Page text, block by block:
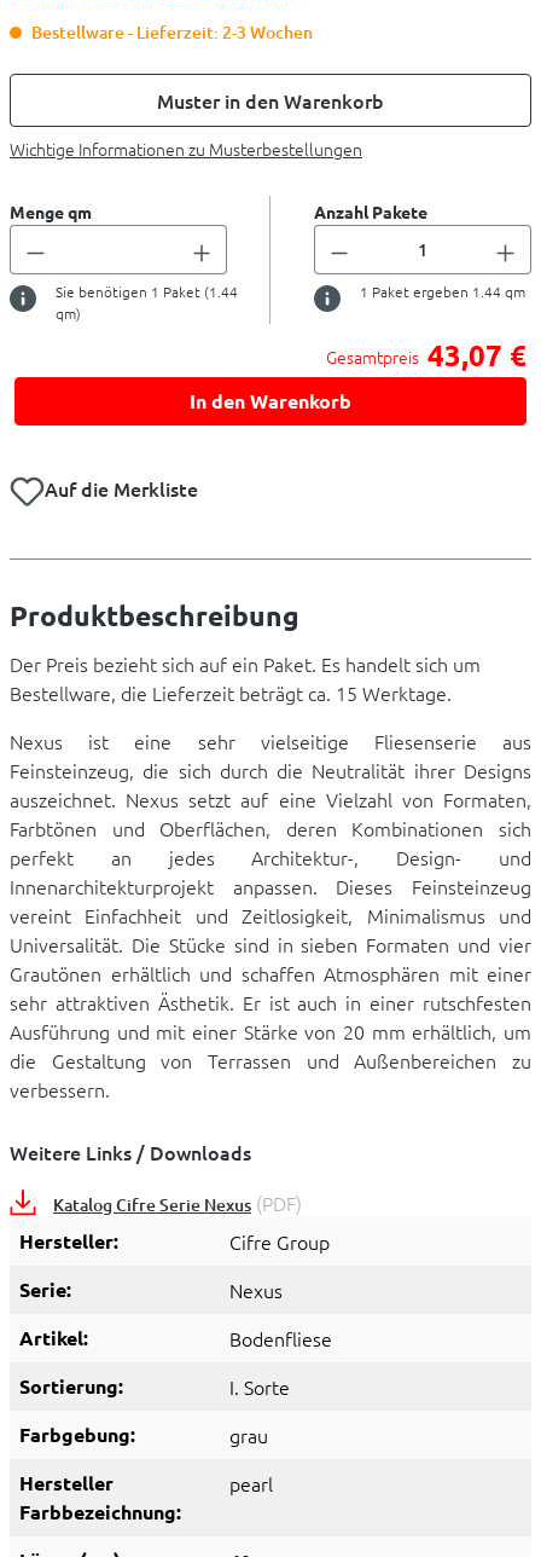
Bestellware - Lieferzeit: 2-3 Wochen
Muster in den Warenkorb
Wichtige Informationen zu Musterbestellungen
Menge qm
Sie benötigen 1 Paket (1.44
qm)
Anzahl Pakete
1 Paket ergeben 1.44qm
Gesamtpreis 43,07 €
In den Warenkorb
Auf die Merkliste
Produktbeschreibung
Der Preis bezieht sich auf ein Paket. Es handelt sich um
Bestellware, die Lieferzeit beträgt ca. 15 Werktage.
Nexus ist eine sehr vielseitige Fliesenserie aus
Feinsteinzeug, die sich durch die Neutralität ihrer Designs
auszeichnet. Nexus setzt auf eine Vielzahl von Formaten,
Farbtönen und Oberflächen, deren Kombinationen sich
perfekt an jedes Architektur-, Design- und
Innenarchitekturprojekt anpassen. Dieses Feinsteinzeug
vereint Einfachheit und Zeitlosigkeit, Minimalismus und
Universalität. Die Stücke sind in sieben Formaten und vier
Grautönen erhältlich und schaffen Atmosphären mit einer
sehr attraktiven Ästhetik. Er ist auch in einer rutschfesten
Ausführung und mit einer Stärke von 20 mm erhältlich, um
die Gestaltung von Terrassen und Außenbereichen zu
verbessern.
Weitere Links / Downloads
Katalog Cifre Serie Nexus (PDF)
Hersteller: Cifre Group
Serie: Nexus
Artikel: Bodenfliese
Sortierung: I. Sorte
Farbgebung: grau
Hersteller
Farbbezeichnung:
pearl